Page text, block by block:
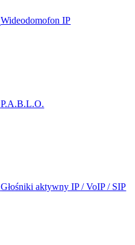
Wideodomofon IP
P.A.B.L.O.
Głośniki aktywny IP / VoIP / SIP